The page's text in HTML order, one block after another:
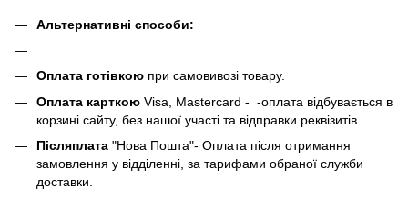
Альтернативні способи:
Оплата готівкою при самовивозі товару.
Оплата карткою Visa, Mastercard - -оплата відбувається в
корзині сайту, без нашої участі та відправки реквізитів
Післяплата "Нова Пошта"- Оплата після отримання
замовлення у відділенні, за тарифами обраної служби
доставки.